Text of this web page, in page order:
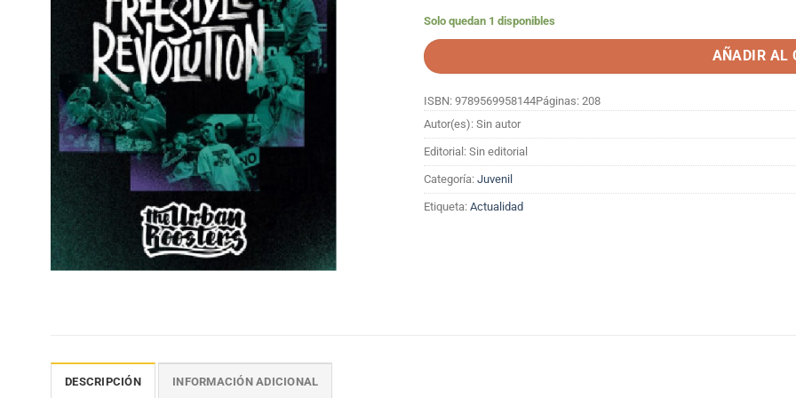
Solo quedan 1 disponibles
AÑADIR AL
ISBN: 9789569958144Páginas: 208
Autor(es): Sin autor
Editorial: Sin editorial
Categoría: Juvenil
Etiqueta: Actualidad
DESCRIPCIÓN INFORMACIÓN ADICIONAL